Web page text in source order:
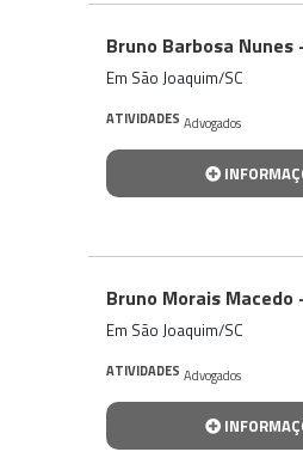
Bruno Barbosa Nunes
Em São Joaquim/SC
ATIVIDADES Advogados
Bruno Morais Macedo
Em São Joaquim/SC
ATIVIDADES Advogados